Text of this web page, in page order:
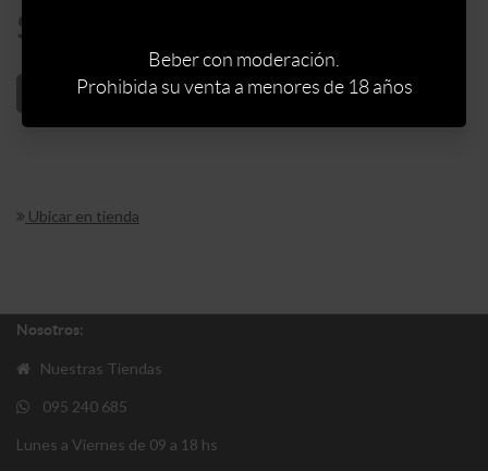
$
AÑADIR AL CARRITO
Ubicar en tienda
Nosotros:
Nuestras Tiendas
095 240 685
Lunes a Viernes de 09 a 18 hs
Beber con moderación.
Prohibida su venta a menores de 18 años